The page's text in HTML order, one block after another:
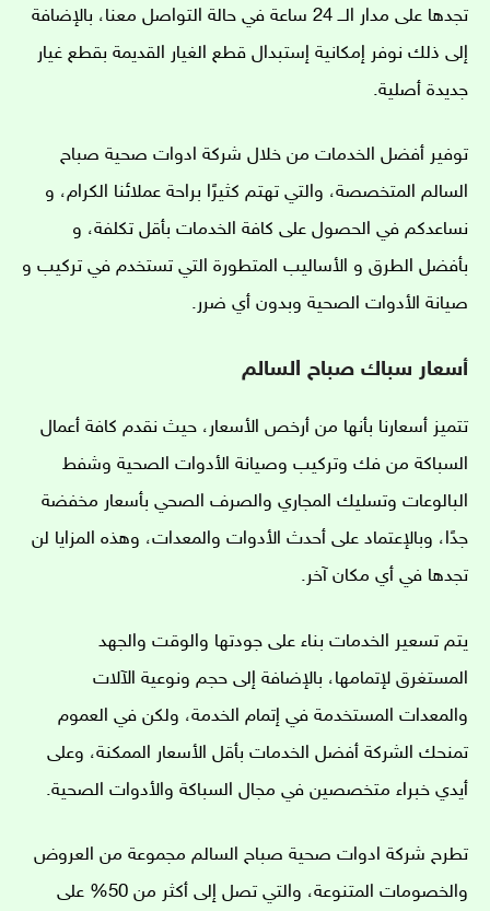
تجدها على مدار الــ 24 ساعة في حالة التواصل معنا، بالإضافة
إلى ذلك نوفر إمكانية إستبدال قطع الغيار القديمة بقطع غيار
جديدة أصلية.
توفير أفضل الخدمات من خلال شركة ادوات صحية صباح
السالم المتخصصة، والتي تهتم كثيرًا براحة عملائنا الكرام، و
نساعدكم في الحصول على كافة الخدمات بأقل تكلفة، و
بأفضل الطرق و الأساليب المتطورة التي تستخدم في تركيب و
صيانة الأدوات الصحية وبدون أي ضرر.
أسعار سباك صباح السالم
تتميز أسعارنا بأنها من أرخص الأسعار، حيث نقدم كافة أعمال
السباكة من فك وتركيب وصيانة الأدوات الصحية وشفط
البالوعات وتسليك المجاري والصرف الصحي بأسعار مخفضة
جدًا، وبالإعتماد على أحدث الأدوات والمعدات، وهذه المزايا لن
تجدها في أي مكان آخر.
يتم تسعير الخدمات بناء على جودتها والوقت والجهد
المستغرق لإتمامها، بالإضافة إلى حجم ونوعية الآلات
والمعدات المستخدمة في إتمام الخدمة، ولكن في العموم
تمنحك الشركة أفضل الخدمات بأقل الأسعار الممكنة، وعلى
أيدي خبراء متخصصين في مجال السباكة والأدوات الصحية.
تطرح شركة ادوات صحية صباح السالم مجموعة من العروض
والخصومات المتنوعة، والتي تصل إلى أكثر من 50% على